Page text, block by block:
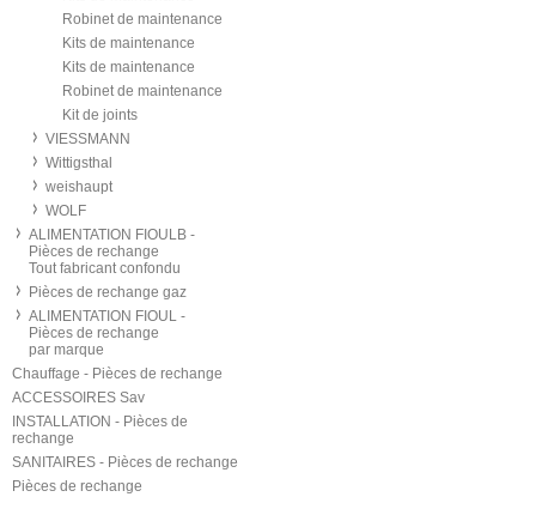
Robinet de maintenance
Kits de maintenance
Kits de maintenance
Robinet de maintenance
Kit de joints
VIESSMANN
Wittigsthal
weishaupt
WOLF
ALIMENTATION FIOULB -
Pièces de rechange
Tout fabricant confondu
Pièces de rechange gaz
ALIMENTATION FIOUL -
Pièces de rechange
par marque
Chauffage - Pièces de rechange
ACCESSOIRES Sav
INSTALLATION - Pièces de
rechange
SANITAIRES - Pièces de rechange
Pièces de rechange